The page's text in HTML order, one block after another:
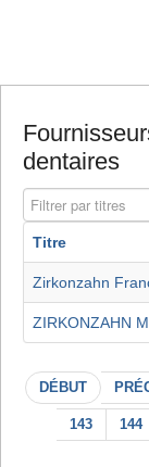
dentaires
Filtrer par titres
Titre
Zirkonzahn
ZIRKONZAHN
DÉBUT
143 144